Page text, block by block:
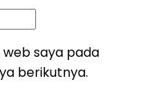
web saya pada
berikutnya.